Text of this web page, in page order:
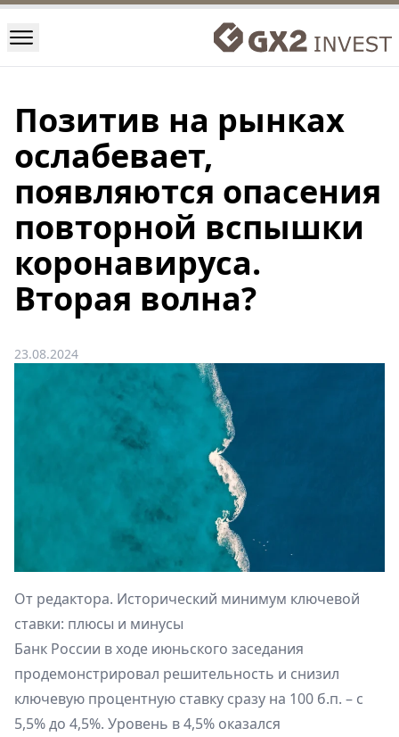
Позитив на рынках
ослабевает,
появляются опасения
повторной вспышки
коронавируса.
Вторая волна?
23.08.2024
От редактора. Исторический минимум ключевой
ставки: плюсы и минусы
Банк России в ходе июньского заседания
продемонстрировал решительность и снизил
ключевую процентную ставку сразу на 100 б.п. – с
5,5% до 4,5%. Уровень в 4,5% оказался